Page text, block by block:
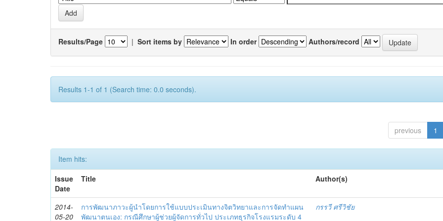
Results/Page | Sort items by In order Authors/record
Results 1-1 of 1 (Search time: 0.0 seconds).
previous 1
Item hits:
Issue
Date
Title Author(s)
2014-
05-20
การพัฒนาภาวะผู้นำโดยการใช้แบบประเมินทางจิตวิทยาและการจัดทำแผน
พัฒนาตนเอง: กรณีศึกษาผู้ช่วยผู้จัดการทั่วไป ประเภทธุรกิจโรงแรมระดับ 4
กรรวี ศรีวิชัย